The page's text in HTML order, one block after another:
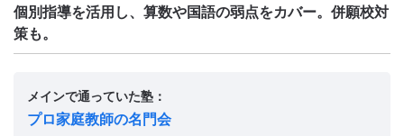
個別指導を活用し、算数や国語の弱点をカバー。併願校対
策も。
メインで通っていた塾：
プロ家庭教師の名門会